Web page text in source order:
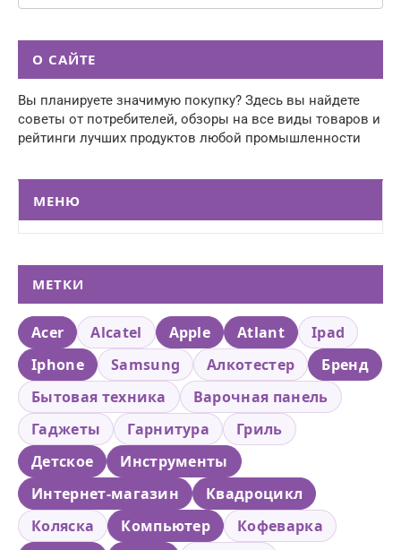
О САЙТЕ
Вы планируете значимую покупку? Здесь вы найдете
советы от потребителей, обзоры на все виды товаров и
рейтинги лучших продуктов любой промышленности
МЕНЮ
МЕТКИ
Acer Alcatel Apple Atlant
Ipad
Iphone
Samsung Алкотестер
Бренд
Бытовая техника
Варочная панель
Гаджеты
Гарнитура
Гриль
Детское
Инструменты
Интернет-магазин
Квадроцикл
Коляска
Компьютер
Кофеварка